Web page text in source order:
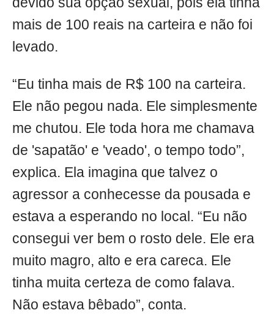
mais de 100 reais na carteira e não foi
levado.
“Eu tinha mais de R$ 100 na carteira.
Ele não pegou nada. Ele simplesmente
me chutou. Ele toda hora me chamava
de 'sapatão' e 'veado', o tempo todo”,
explica. Ela imagina que talvez o
agressor a conhecesse da pousada e
estava a esperando no local. “Eu não
consegui ver bem o rosto dele. Ele era
muito magro, alto e era careca. Ele
tinha muita certeza de como falava.
Não estava bêbado”, conta.